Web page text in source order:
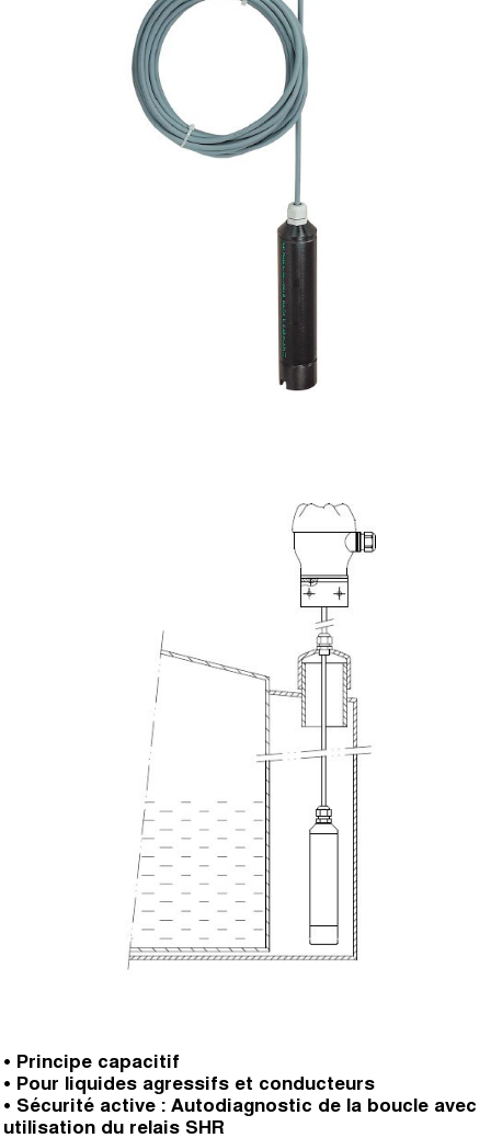
• Principe capacitif
• Pour liquides agressifs et conducteurs
• Sécurité active : Autodiagnostic de la boucle avec
utilisation du relais SHR